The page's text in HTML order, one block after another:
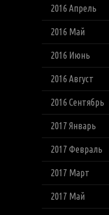
2016 Апрель
2016 Май
2016 Июнь
2016 Август
2016 Сентябрь
2017 Январь
2017 Февраль
2017 Март
2017 Май